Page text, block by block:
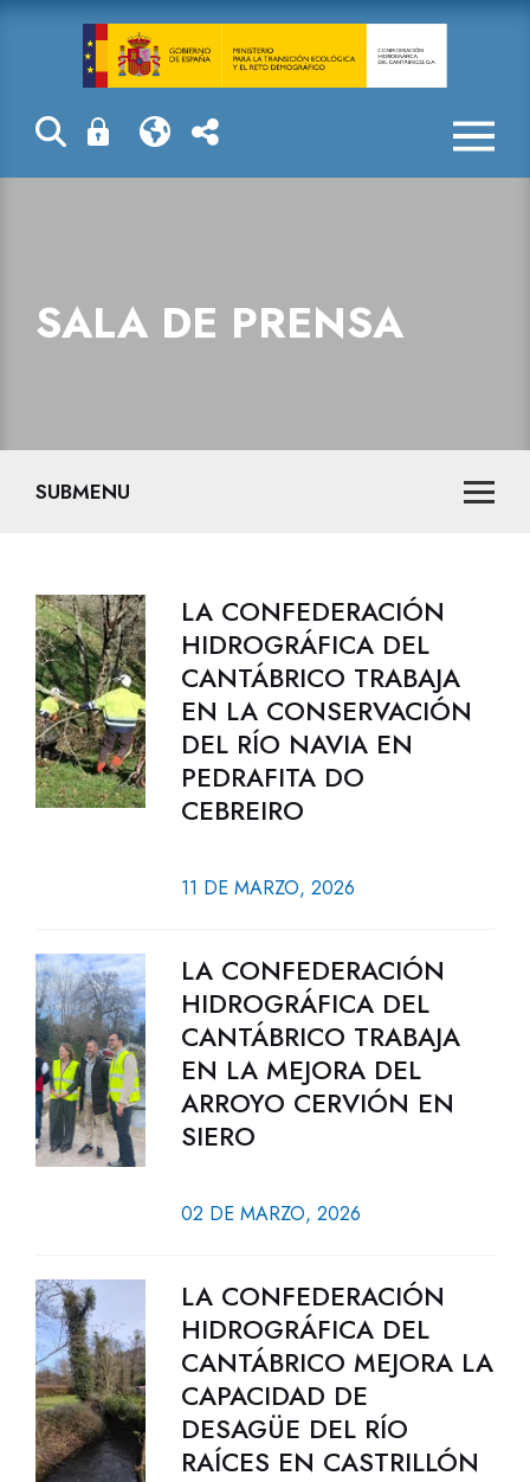
Sala de prensa
SALA DE PRENSA
SUBMENU
LA CONFEDERACIÓN
HIDROGRÁFICA DEL
CANTÁBRICO TRABAJA
EN LA CONSERVACIÓN
DEL RÍO NAVIA EN
PEDRAFITA DO
CEBREIRO
11 DE MARZO, 2026
LA CONFEDERACIÓN
HIDROGRÁFICA DEL
CANTÁBRICO TRABAJA
EN LA MEJORA DEL
ARROYO CERVIÓN EN
SIERO
02 DE MARZO, 2026
LA CONFEDERACIÓN
HIDROGRÁFICA DEL
CANTÁBRICO MEJORA LA
CAPACIDAD DE
DESAGÜE DEL RÍO
RAÍCES EN CASTRILLÓN